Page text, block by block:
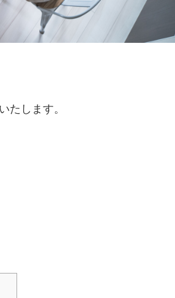
します。